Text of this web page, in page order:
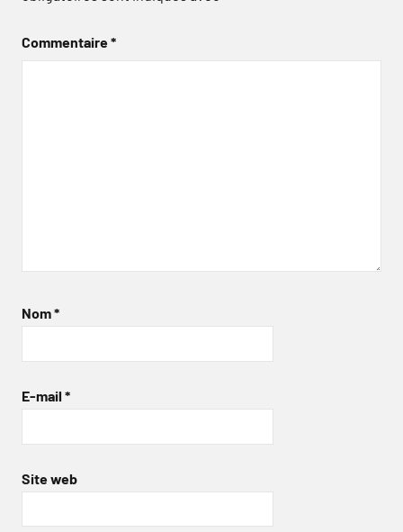
Commentaire*
Nom*
E-mail *
Site web